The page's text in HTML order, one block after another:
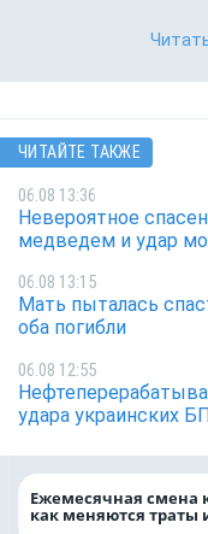
ЧИТАЙТЕ ТАКЖЕ
06.08 13:36
Невероятное
медведем и удар
06.08 13:15
Мать пыталась
оба погибли
06.08 12:55
удара украинских
Ежемесячная смена
как меняются траты